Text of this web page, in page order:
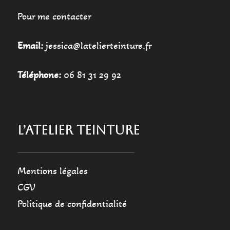
Pour me contacter
Email:jessica@latelierteinture.fr
Téléphone:06 81 31 29 92
L’ATELIER TEINTURE
Mentions légales
CGV
Politique de confidentialité